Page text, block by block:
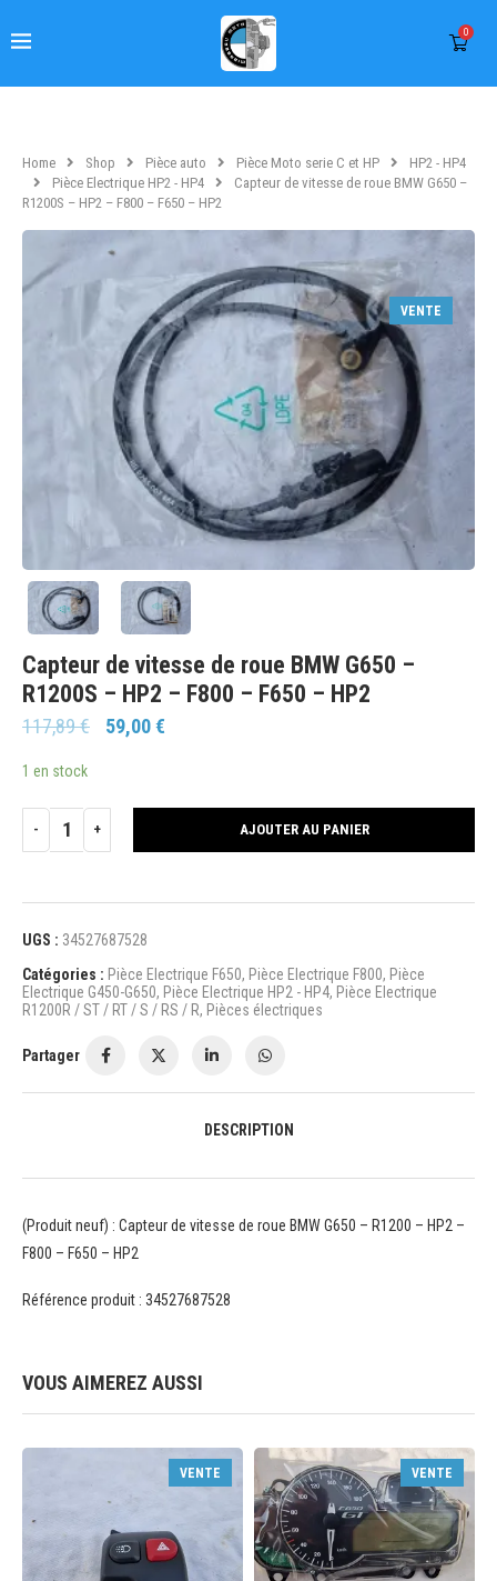
0
Home Shop Pièce auto Pièce Moto serie C et HP
HP2 - HP4
Pièce Electrique HP2 - HP4
Capteur de vitesse de roue BMW G650 –
R1200S – HP2 – F800 – F650 – HP2
VENTE
Capteur de vitesse de roue BMW G650 –
R1200S – HP2 – F800 – F650 – HP2
117,89€ 59,00€
1 en stock
AJOUTER AU PANIER
UGS : 34527687528
Catégories : Pièce Electrique F650, Pièce Electrique F800, Pièce
Electrique G450-G650, Pièce Electrique HP2 - HP4, Pièce Electrique
R1200R / ST / RT / S / RS / R, Pièces électriques
Partager
DESCRIPTION
(Produit neuf) : Capteur de vitesse de roue BMW G650 – R1200 – HP2 –
F800 – F650 – HP2
Référence produit : 34527687528
VOUS AIMEREZ AUSSI
VENTE VENTE